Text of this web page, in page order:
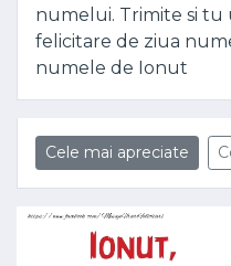
numelui. Trimite si
felicitare de ziua
numele de Ionut
Cele mai apreciate